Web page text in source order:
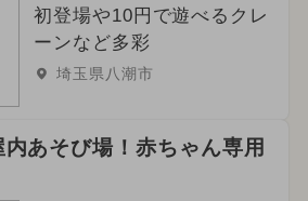
初登場や10円で遊べるクレ
ーンなど多彩
埼玉県八潮市
あそび場！赤ちゃん専用